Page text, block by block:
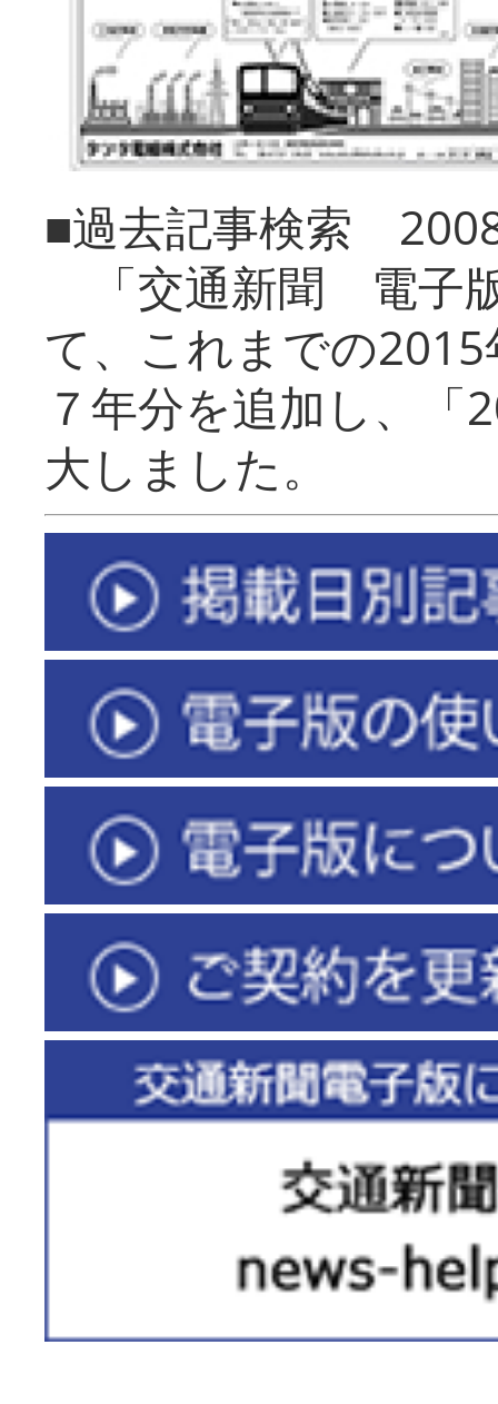
■過去記事検索
「交通新聞 電子
て、これまでの
７年分を追加し、「
大しまし